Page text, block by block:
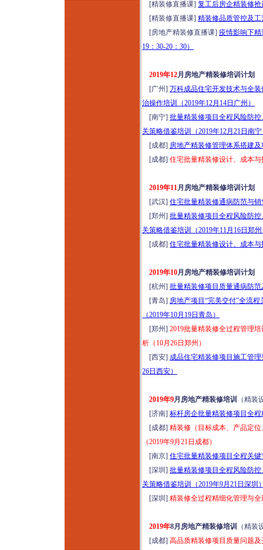
[精装修直播课] 复工后房企精装修抢
[精装修直播课] 精装修品质管控及工
[房地产精装修直播课] 疫情影响下精
19：30-20：30）
2019年12月房地产精装修培训计划
[广州] 万科成品住宅开发技术与全
治操作培训（2019年12月14日广州）
[南宁] 批量精装修项目全程风险防
关策略借鉴培训（2019年12月21日南
[成都] 房地产精装修管理体系搭建
[成都] 住宅批量精装修设计、成本
2019年11月房地产精装修培训计划
[武汉] 住宅批量精装修通病防范与
[郑州] 批量精装修项目全程风险防
关策略借鉴培训（2019年11月16日郑
[成都] 住宅批量精装修设计、成本
2019年10月房地产精装修培训计划
[杭州] 批量精装修项目质量通病防
[青岛] 房地产项目“完美交付”全流
（2019年10月19日青岛）
[郑州] 2019批量精装修全过程管理
析（10月26日郑州）
[西安] 成品住宅精装修项目施工管
26日西安）
2019年9月房地产精装修培训
（精
[济南] 标杆房企批量精装修项目全
[成都] 精装修（目标成本、产品定
（2019年9月21日成都）
[南京] 住宅批量精装修项目全程关
[深圳] 批量精装修项目全程风险防
关策略借鉴培训（2019年9月21日深圳
[深圳] 精装修全过程精细化管理与
2019年8月房地产精装修培训
（精
[成都] 高品质精装修项目质量问题